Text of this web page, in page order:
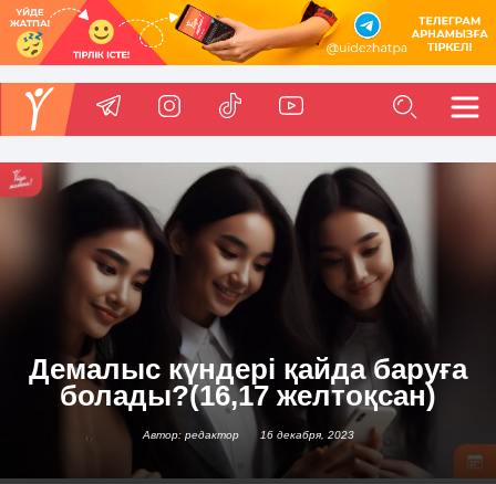
Демалыс күндері қайда баруға
болады?(16,17 желтоқсан)
Автор: редактор 16 декабря, 2023